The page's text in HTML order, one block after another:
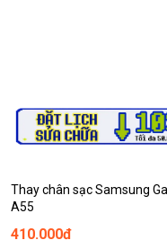
Thay chân sạc Samsung
A55
410.000đ